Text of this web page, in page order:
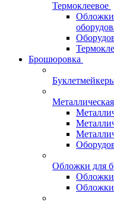
Термоклеевое
Обложки
Брошюровка
Обложки для
Обложки